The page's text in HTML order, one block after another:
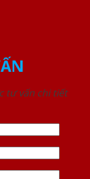
tư vấn chi tiết